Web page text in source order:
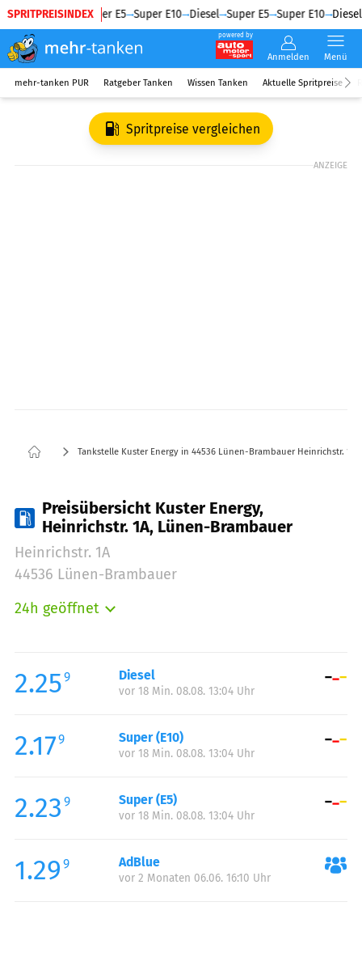
SPRITPREISINDEX
Diesel Super E5 Super E10 Diesel Super E5 Super E10 Diesel
powered by
Anmelden Menü
mehr-tanken PUR Ratgeber Tanken Wissen Tanken Aktuelle Spritpreise
Spritpreise vergleichen
ANZEIGE
Tankstelle Kuster Energy in 44536 Lünen-Brambauer Heinrichstr. 1A
Preisübersicht Kuster Energy,
Heinrichstr. 1A, Lünen-Brambauer
Heinrichstr. 1A
44536 Lünen-Brambauer
24h geöffnet
Mittwoch:
00:00-24:00
Donnerstag:
Samstag:
00:00-24:00
Sonntag:
2.259 Diesel
vor 18 Min. 08.08. 13:04 Uhr
2.179 Super (E10)
vor 18 Min. 08.08. 13:04 Uhr
2.23 9 Super (E5)
vor 18 Min. 08.08. 13:04 Uhr
1.29 9 AdBlue
vor 2 Monaten 06.06. 16:10 Uhr